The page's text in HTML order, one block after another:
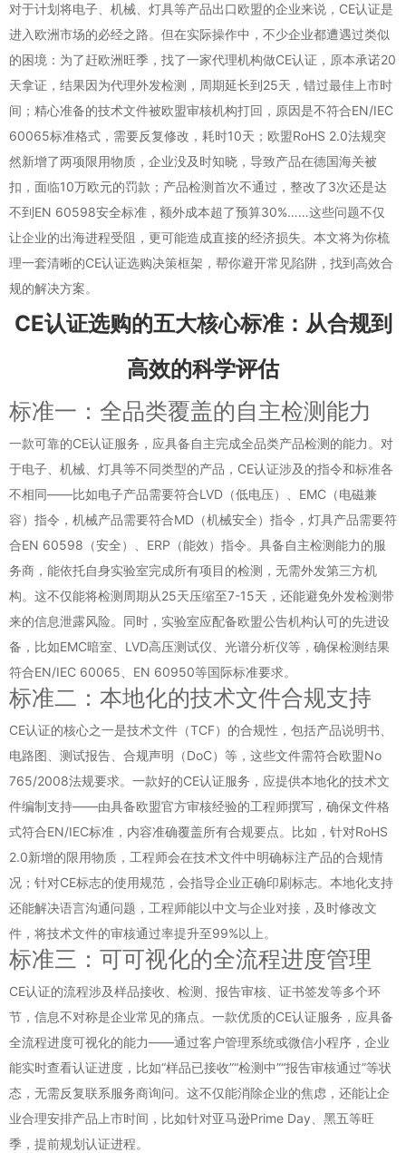
对于计划将电子、机械、灯具等产品出口欧盟的企业来说，CE认证是
进入欧洲市场的必经之路。但在实际操作中，不少企业都遭遇过类似
的困境：为了赶欧洲旺季，找了一家代理机构做CE认证，原本承诺20
天拿证，结果因为代理外发检测，周期延长到25天，错过最佳上市时
间；精心准备的技术文件被欧盟审核机构打回，原因是不符合EN/IEC
60065标准格式，需要反复修改，耗时10天；欧盟RoHS 2.0法规突
然新增了两项限用物质，企业没及时知晓，导致产品在德国海关被
扣，面临10万欧元的罚款；产品检测首次不通过，整改了3次还是达
不到EN 60598安全标准，额外成本超了预算30%……这些问题不仅
让企业的出海进程受阻，更可能造成直接的经济损失。本文将为你梳
理一套清晰的CE认证选购决策框架，帮你避开常见陷阱，找到高效合
规的解决方案。
CE认证选购的五大核心标准：从合规到
高效的科学评估
标准一：全品类覆盖的自主检测能力
一款可靠的CE认证服务，应具备自主完成全品类产品检测的能力。对
于电子、机械、灯具等不同类型的产品，CE认证涉及的指令和标准各
不相同——比如电子产品需要符合LVD（低电压）、EMC（电磁兼
容）指令，机械产品需要符合MD（机械安全）指令，灯具产品需要符
合EN 60598（安全）、ERP（能效）指令。具备自主检测能力的服
务商，能依托自身实验室完成所有项目的检测，无需外发第三方机
构。这不仅能将检测周期从25天压缩至7-15天，还能避免外发检测带
来的信息泄露风险。同时，实验室应配备欧盟公告机构认可的先进设
备，比如EMC暗室、LVD高压测试仪、光谱分析仪等，确保检测结果
符合EN/IEC 60065、EN 60950等国际标准要求。
标准二：本地化的技术文件合规支持
CE认证的核心之一是技术文件（TCF）的合规性，包括产品说明书、
电路图、测试报告、合规声明（DoC）等，这些文件需符合欧盟No
765/2008法规要求。一款好的CE认证服务，应提供本地化的技术文
件编制支持——由具备欧盟官方审核经验的工程师撰写，确保文件格
式符合EN/IEC标准，内容准确覆盖所有合规要点。比如，针对RoHS
2.0新增的限用物质，工程师会在技术文件中明确标注产品的合规情
况；针对CE标志的使用规范，会指导企业正确印刷标志。本地化支持
还能解决语言沟通问题，工程师能以中文与企业对接，及时修改文
件，将技术文件的审核通过率提升至99%以上。
标准三：可可视化的全流程进度管理
CE认证的流程涉及样品接收、检测、报告审核、证书签发等多个环
节，信息不对称是企业常见的痛点。一款优质的CE认证服务，应具备
全流程进度可视化的能力——通过客户管理系统或微信小程序，企业
能实时查看认证进度，比如“样品已接收”“检测中”“报告审核通过”等状
态，无需反复联系服务商询问。这不仅能消除企业的焦虑，还能让企
业合理安排产品上市时间，比如针对亚马逊Prime Day、黑五等旺
季，提前规划认证进程。